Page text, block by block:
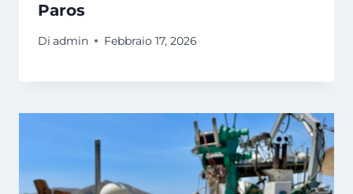
Paros
Di admin Febbraio 17, 2026